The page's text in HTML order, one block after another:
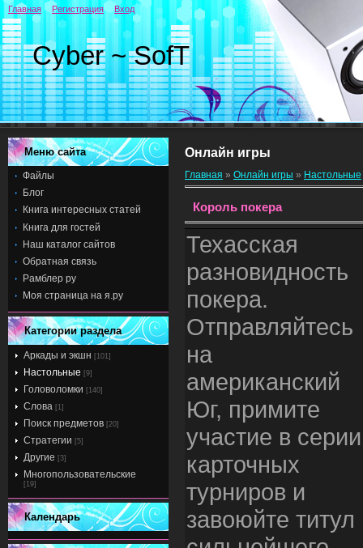
Cyber ~ SofT
Главная Регистрация Вход
Меню сайта
Файлы
Блог
Книга интересных статей
Книга для гостей
Наш каталог сайтов
Обратная связь
Рамблер ру
Моя страница на я.ру
Категории раздела
Аркады и экшн [101]
Настольные [9]
Головоломки [140]
Слова [1]
Поиск предметов [20]
Стратегии [5]
Другие [3]
Многопользовательские
[19]
Календарь
Онлайн игры
Главная » Онлайн игры » Настольные
Король покера
Техасская
разновидность
покера.
Отправляйтесь
на
американский
Юг, примите
участие в серии
карточных
турниров и
завоюйте титул